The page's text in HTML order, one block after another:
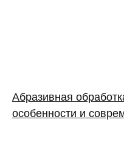
Абразивная
особенности и